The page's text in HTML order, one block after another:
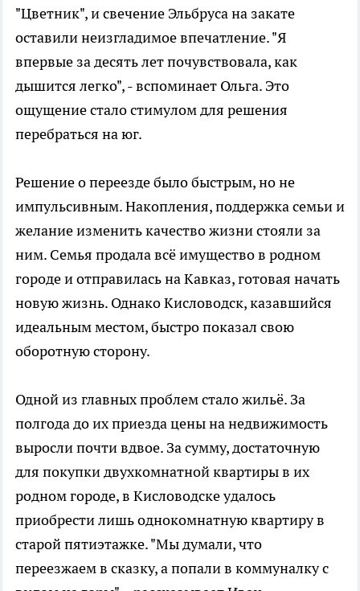
"Цветник", и свечение Эльбруса на закате
оставили неизгладимое впечатление. "Я
впервые за десять лет почувствовала, как
дышится легко", - вспоминает Ольга. Это
ощущение стало стимулом для решения
перебраться на юг.
Решение о переезде было быстрым, но не
импульсивным. Накопления, поддержка семьи и
желание изменить качество жизни стояли за
ним. Семья продала всё имущество в родном
городе и отправилась на Кавказ, готовая начать
новую жизнь. Однако Кисловодск, казавшийся
идеальным местом, быстро показал свою
оборотную сторону.
Одной из главных проблем стало жильё. За
полгода до их приезда цены на недвижимость
выросли почти вдвое. За сумму, достаточную
для покупки двухкомнатной квартиры в их
родном городе, в Кисловодске удалось
приобрести лишь однокомнатную квартиру в
старой пятиэтажке. "Мы думали, что
переезжаем в сказку, а попали в коммуналку с